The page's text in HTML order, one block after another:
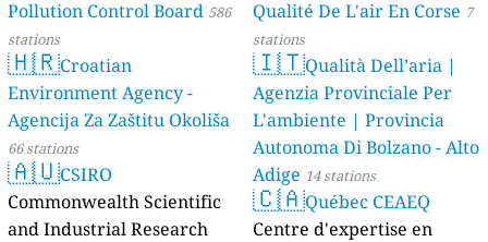
Pollution Control Board 586
stations
🇭🇷Croatian
Environment Agency -
Agencija Za Zaštitu Okoliša
66 stations
🇦🇺CSIRO
Commonwealth Scientific
and Industrial Research
Qualité De L'air En Corse 7
stations
🇮🇹Qualità Dell’aria |
Agenzia Provinciale Per
L'ambiente | Provincia
Autonoma Di Bolzano - Alto
Adige 14 stations
🇨🇦Québec CEAEQ
Centre d'expertise en